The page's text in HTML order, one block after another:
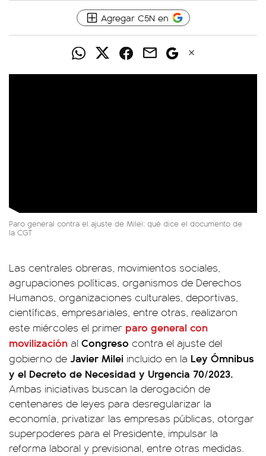
Agregar C5N en
Paro general contra el ajuste de Milei: qué dice el documento de
la CGT
Las centrales obreras, movimientos sociales,
agrupaciones políticas, organismos de Derechos
Humanos, organizaciones culturales, deportivas,
científicas, empresariales, entre otras, realizaron
este miércoles el primer paro general con
movilización al Congreso contra el ajuste del
gobierno de Javier Milei incluido en la Ley Ómnibus
y el Decreto de Necesidad y Urgencia 70/2023.
Ambas iniciativas buscan la derogación de
centenares de leyes para desregularizar la
economía, privatizar las empresas públicas, otorgar
superpoderes para el Presidente, impulsar la
reforma laboral y previsional, entre otras medidas.